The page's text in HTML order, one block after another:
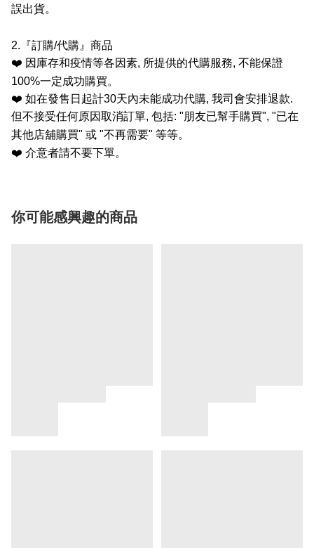
誤出貨。
2. 『訂購/代購』商品
❤️ 因庫存和疫情等各因素, 所提供的代購服務, 不能保證
100%一定成功購買。
❤️ 如在發售日起計30天內未能成功代購, 我司會安排退款.
但不接受任何原因取消訂單, 包括: "朋友已幫手購買", "已在
其他店舖購買" 或 "不再需要" 等等。
❤️ 介意者請不要下單。
你可能感興趣的商品